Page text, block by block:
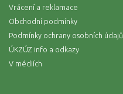
Vrácení a reklamace
Obchodní podmínky
Podmínky ochrany osobních údajů
ÚKZÚZ info a odkazy
V médiích